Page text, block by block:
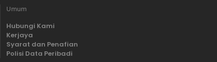
Umum
Hubungi Kami
Kerjaya
Syarat dan Penafian
Polisi Data Peribadi